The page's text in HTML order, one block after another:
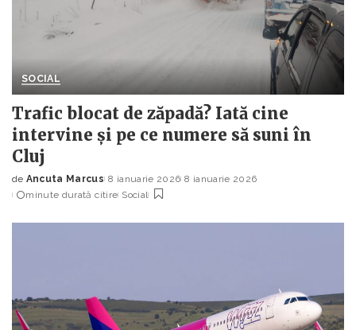
SOCIAL
Trafic blocat de zăpadă? Iată cine
intervine și pe ce numere să suni în
Cluj
Posted
by
de Ancuta Marcus 8 ianuarie 2026 8 ianuarie 2026
minute durată citire Social